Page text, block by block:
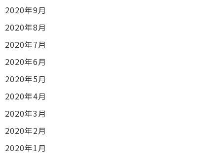
2020年9月
2020年8月
2020年7月
2020年6月
2020年5月
2020年4月
2020年3月
2020年2月
2020年1月